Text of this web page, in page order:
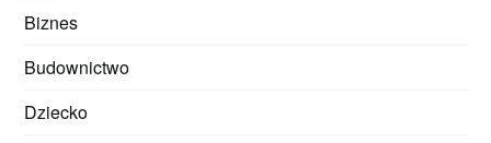
Biznes
Budownictwo
Dziecko